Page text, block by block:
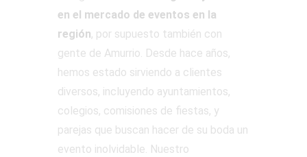
en el mercado de eventos en la
región, por supuesto también con
gente de Amurrio. Desde hace años,
hemos estado sirviendo a clientes
diversos, incluyendo ayuntamientos,
colegios, comisiones de fiestas, y
parejas que buscan hacer de su boda un
evento inolvidable. Nuestro